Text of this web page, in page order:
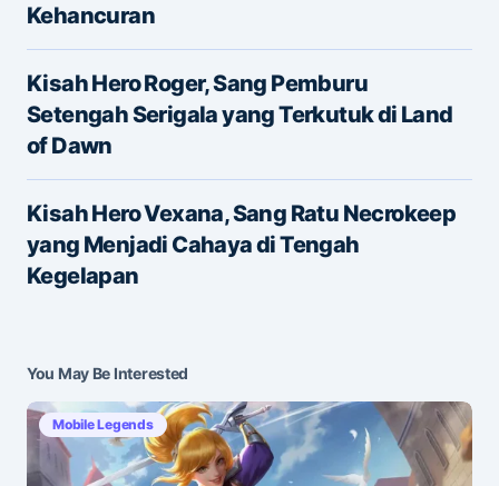
E-mail
Save my name and e-mail in this browser for the
next time I comment.
Kehancuran
Kisah Hero Roger, Sang Pemburu
Setengah Serigala yang Terkutuk di Land
of Dawn
Kisah Hero Vexana, Sang Ratu Necrokeep
yang Menjadi Cahaya di Tengah
Kegelapan
You May Be Interested
Mobile Legends